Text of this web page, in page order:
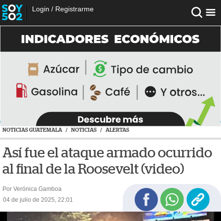
Login / Registrarme
NOTICIAS GUATEMALA / NOTICIAS / ALERTAS
Así fue el ataque armado ocurrido
al final de la Roosevelt (video)
Por Verónica Gamboa
04 de julio de 2025, 22:01